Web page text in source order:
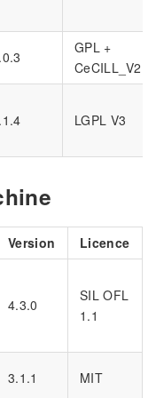
GPL +
CeCILL_V2
LGPL V3
Version Licence
4.3.0
SIL OFL
1.1
3.1.1 MIT